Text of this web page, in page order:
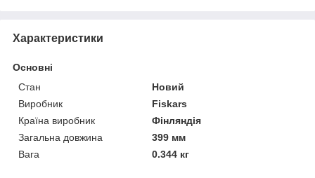
Характеристики
Основні
Стан
Новий
Виробник
Fiskars
Країна виробник
Фінляндія
Загальна довжина
399 мм
Вага
0.344 кг